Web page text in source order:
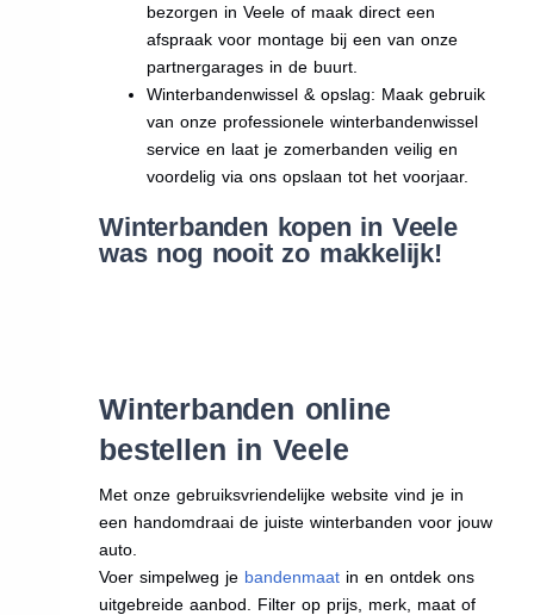
bezorgen in Veele of maak direct een
afspraak voor montage bij een van onze
partnergarages in de buurt.
Winterbandenwissel & opslag: Maak gebruik
van onze professionele winterbandenwissel
service en laat je zomerbanden veilig en
voordelig via ons opslaan tot het voorjaar.
Winterbanden kopen in Veele
was nog nooit zo makkelijk!
Winterbanden online
bestellen in Veele
Met onze gebruiksvriendelijke website vind je in
een handomdraai de juiste winterbanden voor jouw
auto.
Voer simpelweg je bandenmaat in en ontdek ons
uitgebreide aanbod. Filter op prijs, merk, maat of